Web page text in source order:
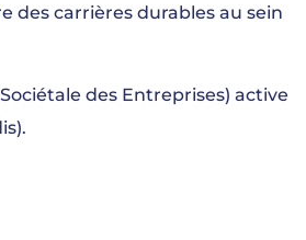
des carrières durables au sein
des Entreprises) active